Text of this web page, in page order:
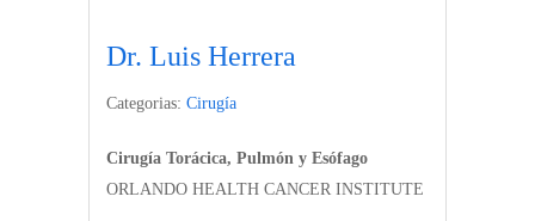
Dr. Luis Herrera
Categorias: Cirugía
Cirugía Torácica, Pulmón y Esófago
ORLANDO HEALTH CANCER INSTITUTE